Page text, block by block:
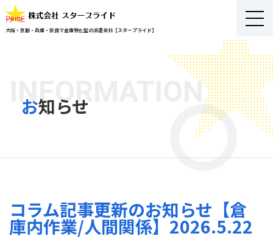
大阪・京都・兵庫・奈良で倉庫特化型の派遣会社【スタープライド】
INFORMATION
お知らせ
コラム記事更新のお知らせ【倉
庫内作業/人間関係】2026.5.22